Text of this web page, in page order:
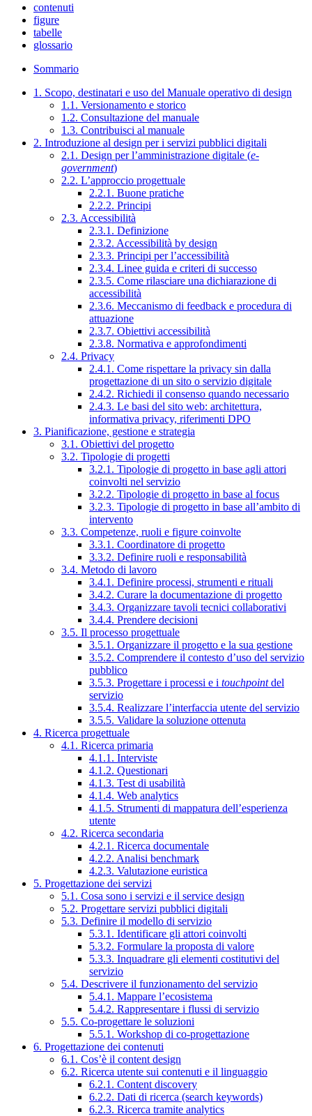
contenuti
figure
tabelle
glossario
Sommario
1. Scopo, destinatari e uso del Manuale operativo di design
1.1. Versionamento e storico
1.2. Consultazione del manuale
1.3. Contribuisci al manuale
2. Introduzione al design per i servizi pubblici digitali
2.1. Design per l’amministrazione digitale (e-
government)
2.2. L’approccio progettuale
2.2.1. Buone pratiche
2.2.2. Principi
2.3. Accessibilità
2.3.1. Definizione
2.3.2. Accessibilità by design
2.3.3. Principi per l’accessibilità
2.3.4. Linee guida e criteri di successo
2.3.5. Come rilasciare una dichiarazione di
accessibilità
2.3.6. Meccanismo di feedback e procedura di
attuazione
2.3.7. Obiettivi accessibilità
2.3.8. Normativa e approfondimenti
2.4. Privacy
2.4.1. Come rispettare la privacy sin dalla
progettazione di un sito o servizio digitale
2.4.2. Richiedi il consenso quando necessario
2.4.3. Le basi del sito web: architettura,
informativa privacy, riferimenti DPO
3. Pianificazione, gestione e strategia
3.1. Obiettivi del progetto
3.2. Tipologie di progetti
3.2.1. Tipologie di progetto in base agli attori
coinvolti nel servizio
3.2.2. Tipologie di progetto in base al focus
3.2.3. Tipologie di progetto in base all’ambito di
intervento
3.3. Competenze, ruoli e figure coinvolte
3.3.1. Coordinatore di progetto
3.3.2. Definire ruoli e responsabilità
3.4. Metodo di lavoro
3.4.1. Definire processi, strumenti e rituali
3.4.2. Curare la documentazione di progetto
3.4.3. Organizzare tavoli tecnici collaborativi
3.4.4. Prendere decisioni
3.5. Il processo progettuale
3.5.1. Organizzare il progetto e la sua gestione
3.5.2. Comprendere il contesto d’uso del servizio
pubblico
3.5.3. Progettare i processi e i touchpointdel
servizio
3.5.4. Realizzare l’interfaccia utente del servizio
3.5.5. Validare la soluzione ottenuta
4. Ricerca progettuale
4.1. Ricerca primaria
4.1.1. Interviste
4.1.2. Questionari
4.1.3. Test di usabilità
4.1.4. Web analytics
4.1.5. Strumenti di mappatura dell’esperienza
utente
4.2. Ricerca secondaria
4.2.1. Ricerca documentale
4.2.2. Analisi benchmark
4.2.3. Valutazione euristica
5. Progettazione dei servizi
5.1. Cosa sono i servizi e il service design
5.2. Progettare servizi pubblici digitali
5.3. Definire il modello di servizio
5.3.1. Identificare gli attori coinvolti
5.3.2. Formulare la proposta di valore
5.3.3. Inquadrare gli elementi costitutivi del
servizio
5.4. Descrivere il funzionamento del servizio
5.4.1. Mappare l’ecosistema
5.4.2. Rappresentare i flussi di servizio
5.5. Co-progettare le soluzioni
5.5.1. Workshop di co-progettazione
6. Progettazione dei contenuti
6.1. Cos’è il content design
6.2. Ricerca utente sui contenuti e il linguaggio
6.2.1. Content discovery
6.2.2. Dati di ricerca (search keywords)
6.2.3. Ricerca tramite analytics